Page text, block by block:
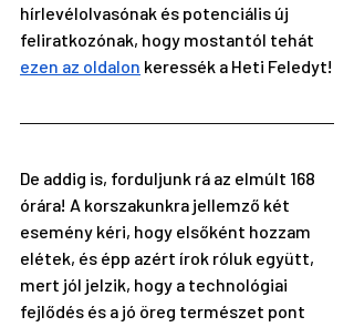
hírlevélolvasónak és potenciális új
feliratkozónak, hogy mostantól tehát
ezen az oldalon keressék a Heti Feledyt!
De addig is, forduljunk rá az elmúlt 168
órára! A korszakunkra jellemző két
esemény kéri, hogy elsőként hozzam
elétek, és épp azért írok róluk együtt,
mert jól jelzik, hogy a technológiai
fejlődés és a jó öreg természet pont